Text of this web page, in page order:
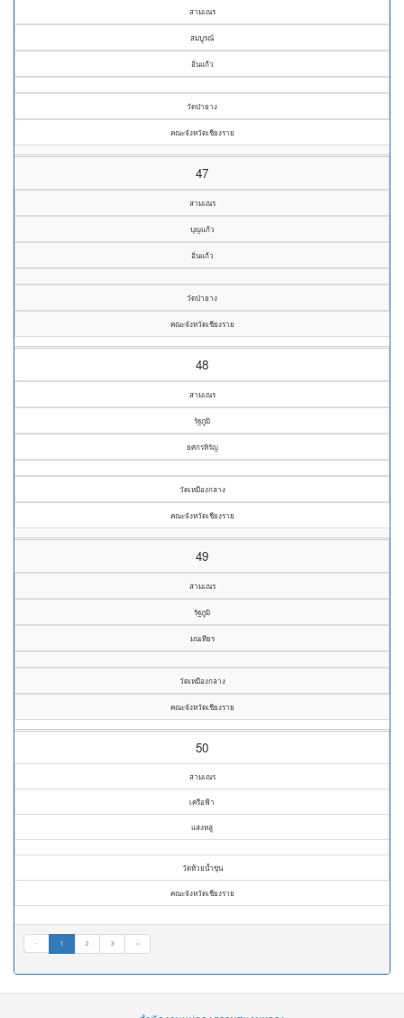
สามเณร
สมบูรณ์
อิ่นแก้ว
วัดป่ายาง
คณะจังหวัดเชียงราย
47
สามเณร
บุญแก้ว
อิ่นแก้ว
วัดป่ายาง
คณะจังหวัดเชียงราย
48
สามเณร
รัฐภูมิ
ยศกรหิรัญ
วัดเหมืองกลาง
คณะจังหวัดเชียงราย
49
สามเณร
รัฐภูมิ
มนเทียร
วัดเหมืองกลาง
คณะจังหวัดเชียงราย
50
สามเณร
เครือฟ้า
แสงหลู่
วัดห้วยน้ำขุ่น
คณะจังหวัดเชียงราย
« 1 2 3 »